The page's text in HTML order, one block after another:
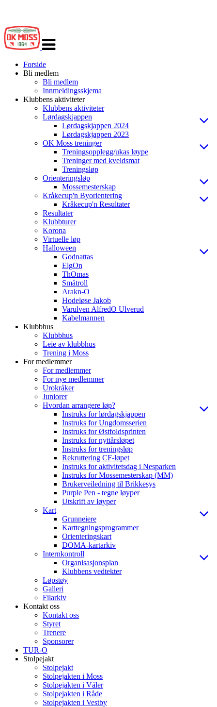
navigasjon
Forside
Bli medlem
Bli medlem
Innmeldingsskjema
Klubbens aktiviteter
Klubbens aktiviteter
Lørdagskjappen
Lørdagskjappen 2024
Lørdagskjappen 2023
OK Moss treninger
Treningsopplegg/ukas løype
Treninger med kveldsmat
Treningsløp
Orienteringsløp
Mossemesterskap
Kråkecup'n Byorientering
Kråkecup'n Resultater
Resultater
Klubbturer
Korona
Virtuelle løp
Halloween
Godnattas
ElgOn
ThOmas
Småtroll
Arakn-O
Hodeløse Jakob
Varulven AlfredO Ulverud
Kabelmannen
Klubbhus
Klubbhus
Leie av klubbhus
Trening i Moss
For medlemmer
For medlemmer
For nye medlemmer
Urokråker
Juniorer
Hvordan arrangere løp?
Instruks for lørdagskjappen
Instruks for Ungdomsserien
Instruks for Østfoldsprinten
Instruks for nyttårsløpet
Instruks for treningsløp
Rekruttering CF-løpet
Instruks for aktivitetsdag i Nesparken
Instruks for Mossemesterskap (MM)
Brukerveiledning til Brikkesys
Purple Pen - tegne løyper
Utskrift av løyper
Kart
Grunneiere
Karttegningsprogrammer
Orienteringskart
DOMA-kartarkiv
Internkontroll
Organisasjonsplan
Klubbens vedtekter
Løpstøy
Galleri
Filarkiv
Kontakt oss
Kontakt oss
Styret
Trenere
Sponsorer
TUR-O
Stolpejakt
Stolpejakt
Stolpejakten i Moss
Stolpejakten i Våler
Stolpejakten i Råde
Stolpejakten i Vestby